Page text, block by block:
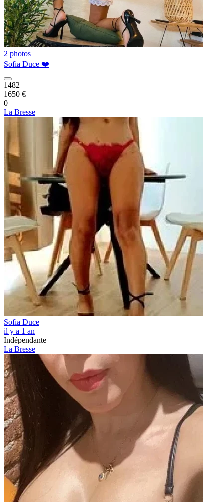
2 photos
Sofia Duce ❤️
1482
1650 €
0
La Bresse
Sofia Duce
il y a 1 an
Indépendante
La Bresse